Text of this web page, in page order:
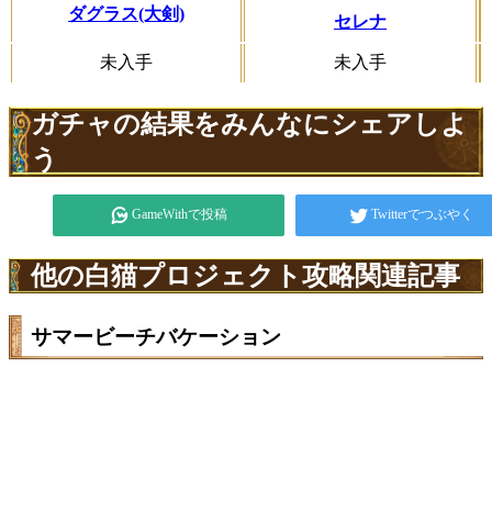
ダグラス(大剣) セレナ
未入手 未入手
ガチャの結果をみんなにシェアしよ
う
GameWithで投稿 Twitterでつぶやく
他の白猫プロジェクト攻略関連記事
サマービーチバケーション